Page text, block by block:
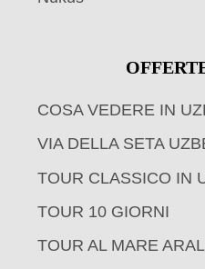
COSA VEDERE IN
VIA DELLA SETA
TOUR CLASSICO IN
TOUR 10 GIORNI
TOUR AL MARE